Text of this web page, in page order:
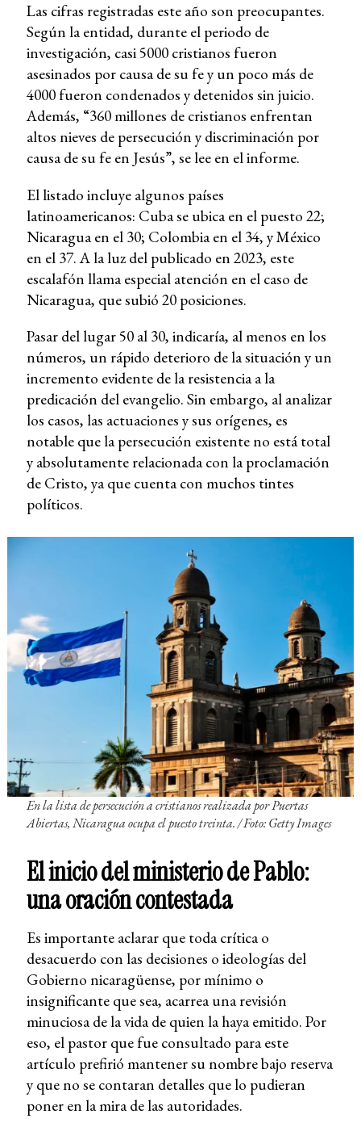
Las cifras registradas este año son preocupantes.
Según la entidad, durante el periodo de
investigación, casi 5000 cristianos fueron
asesinados por causa de su fe y un poco más de
4000 fueron condenados y detenidos sin juicio.
Además, “360 millones de cristianos enfrentan
altos nieves de persecución y discriminación por
causa de su fe en Jesús”, se lee en el informe.
El listado incluye algunos países
latinoamericanos: Cuba se ubica en el puesto 22;
Nicaragua en el 30; Colombia en el 34, y México
en el 37. A la luz del publicado en 2023, este
escalafón llama especial atención en el caso de
Nicaragua, que subió 20 posiciones.
Pasar del lugar 50 al 30, indicaría, al menos en los
números, un rápido deterioro de la situación y un
incremento evidente de la resistencia a la
predicación del evangelio. Sin embargo, al analizar
los casos, las actuaciones y sus orígenes, es
notable que la persecución existente no está total
y absolutamente relacionada con la proclamación
de Cristo, ya que cuenta con muchos tintes
políticos.
En la lista de persecución a cristianos realizada por Puertas
Abiertas, Nicaragua ocupa el puesto treinta. /Foto: Getty Images
El inicio del ministerio de Pablo:
una oración contestada
Es importante aclarar que toda crítica o
desacuerdo con las decisiones o ideologías del
Gobierno nicaragüense, por mínimo o
insignificante que sea, acarrea una revisión
minuciosa de la vida de quien la haya emitido. Por
eso, el pastor que fue consultado para este
artículo prefirió mantener su nombre bajo reserva
y que no se contaran detalles que lo pudieran
poner en la mira de las autoridades.